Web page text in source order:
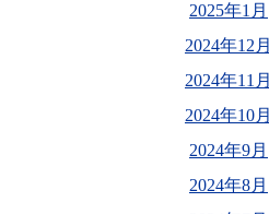
2025年1月
2024年12月
2024年11月
2024年10月
2024年9月
2024年8月